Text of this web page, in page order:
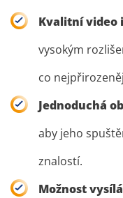
Kvalitní video
vysokým
co
Jednoduchá
aby jeho
znalostí.
Možnost